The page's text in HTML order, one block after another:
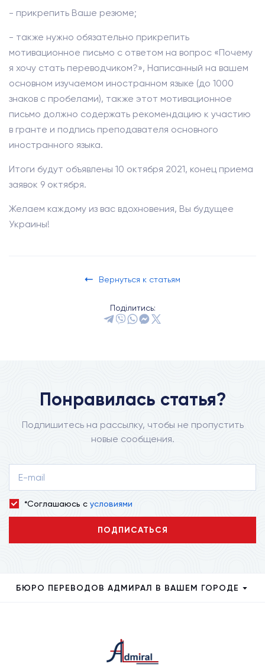
- прикрепить Ваше резюме;
- также нужно обязательно прикрепить
мотивационное письмо с ответом на вопрос «Почему
я хочу стать переводчиком?», Написанный на вашем
основном изучаемом иностранном языке (до 1000
знаков с пробелами), также этот мотивационное
письмо должно содержать рекомендацию к участию
в гранте и подпись преподавателя основного
иностранного языка.
Итоги будут объявлены 10 октября 2021, конец приема
заявок 9 октября.
Желаем каждому из вас вдохновения, Вы будущее
Украины!
Вернуться к статьям
Поділитись:
Понравилась статья?
Подпишитесь на рассылку, чтобы не пропустить
новые сообщения.
*Соглашаюсь с условиями
ПОДПИСАТЬСЯ
БЮРО ПЕРЕВОДОВ АДМИРАЛ В ВАШЕМ ГОРОДЕ